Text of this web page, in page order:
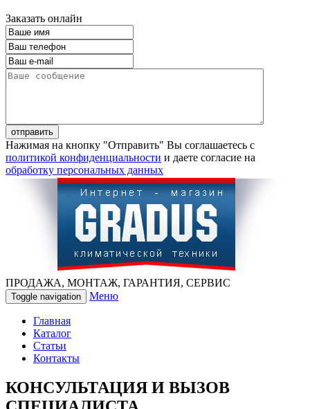
Заказать онлайн
Нажимая на кнопку "Отправить" Вы соглашаетесь с
политикой конфиденциальности и даете согласие на
обработку персональных данных
ПРОДАЖА, МОНТАЖ, ГАРАНТИЯ, СЕРВИС
Toggle navigation Меню
Главная
Каталог
Статьи
Контакты
КОНСУЛЬТАЦИЯ И ВЫЗОВ